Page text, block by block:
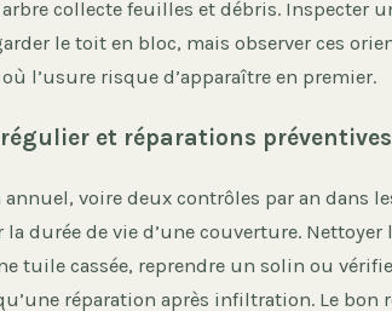
collecte feuilles et débris. Inspecter
le toit en bloc, mais observer ces
l’usure risque d’apparaître en premier.
et réparations préventives
voire deux contrôles par an dans
durée de vie d’une couverture.
tuile cassée, reprendre un solin ou
réparation après infiltration. Le bon